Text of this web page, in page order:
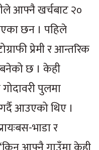
आफ्नै खर्चबाट २०
छन । पहिले
प्रेमी र आन्तरिक
छ । केही
पुलमा
आउएको थिए ।
भाडा र